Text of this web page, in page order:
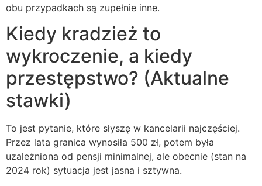
obu przypadkach są zupełnie inne.
Kiedy kradzież to
wykroczenie, a kiedy
przestępstwo? (Aktualne
stawki)
To jest pytanie, które słyszę w kancelarii najczęściej.
Przez lata granica wynosiła 500 zł, potem była
uzależniona od pensji minimalnej, ale obecnie (stan na
2024 rok) sytuacja jest jasna i sztywna.